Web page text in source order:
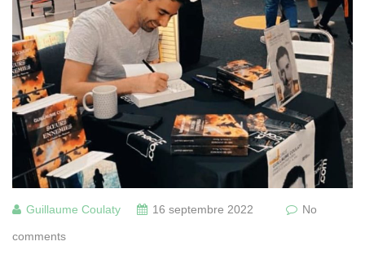
Guillaume Coulaty 16 septembre 2022 No
comments